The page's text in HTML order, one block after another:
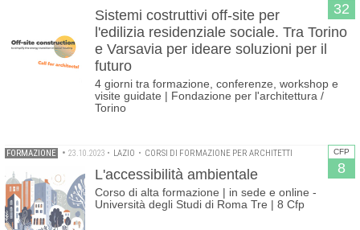
32
Sistemi costruttivi off-site per
l'edilizia residenziale sociale. Tra Torino
e Varsavia per ideare soluzioni per il
futuro
4 giorni tra formazione, conferenze, workshop e
visite guidate | Fondazione per l'architettura /
Torino
CFP
8
FORMAZIONE • 23.10.2023 • LAZIO • CORSI DI FORMAZIONE PER ARCHITETTI
L'accessibilità ambientale
Corso di alta formazione | in sede e online -
Università degli Studi di Roma Tre | 8 Cfp